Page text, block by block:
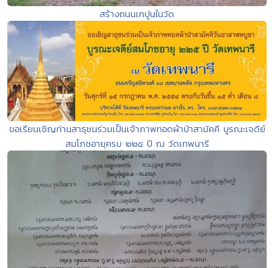
สร้างถนนเทปูนในวัด
ขอเรียนเชิญท่านสาธุชนร่วมเป็นเจ้าภาพทอดผ้าป่าสามัคคี บูรณะเจดีย์
สมโภชอายุครบ ๒๒๕ ปี ณ วัดเทพนารี